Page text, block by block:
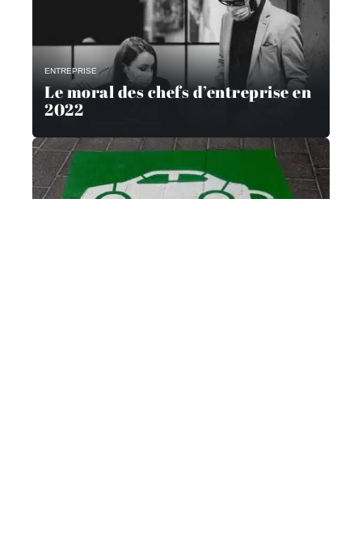
ENTREPRISE
Le moral des chefs d’entreprise en
2022